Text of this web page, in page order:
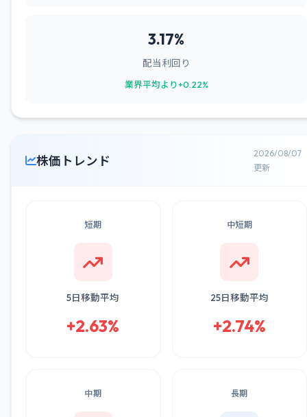
3.17%
配当利回り
業界平均より+0.22%
株価トレンド
2026/08/07
更新
短期
5日移動平均
+2.63%
中短期
25日移動平均
+2.74%
中期 長期